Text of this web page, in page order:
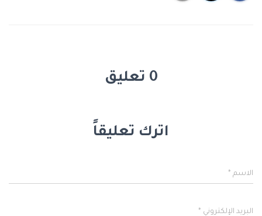
0 تعليق
اترك تعليقاً
الاسم *
البريد الإلكتروني *